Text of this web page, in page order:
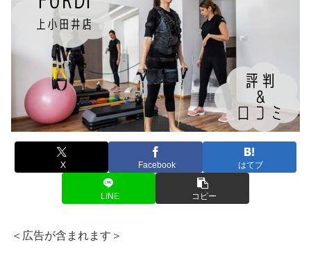
X Facebook はてブ
LINE コピー
＜広告が含まれます＞